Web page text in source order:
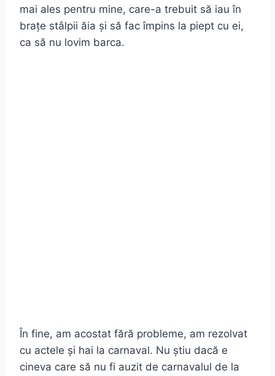
mai ales pentru mine, care-a trebuit să iau în
brațe stâlpii ăia și să fac împins la piept cu ei,
ca să nu lovim barca.
În fine, am acostat fără probleme, am rezolvat
cu actele și hai la carnaval. Nu știu dacă e
cineva care să nu fi auzit de carnavalul de la